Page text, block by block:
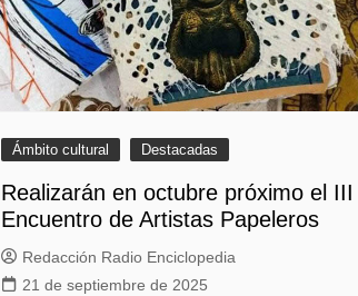
Ámbito cultural Destacadas
Realizarán en octubre próximo el III
Encuentro de Artistas Papeleros
Redacción Radio Enciclopedia
21 de septiembre de 2025